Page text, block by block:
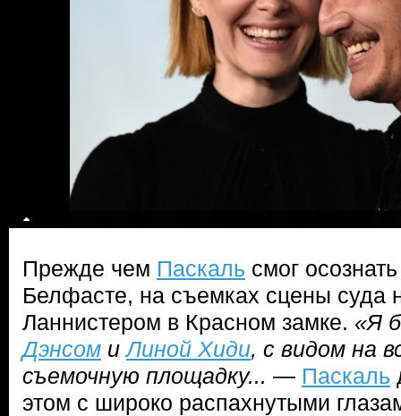
Прежде чем Паскаль смог
Белфасте, на съемках сцены суда
Ланнистером в Красном замке. «Я
Дэнсом иЛиной Хиди, с видом на
съемочную площадку... — Паскаль
этом с широко распахнутыми